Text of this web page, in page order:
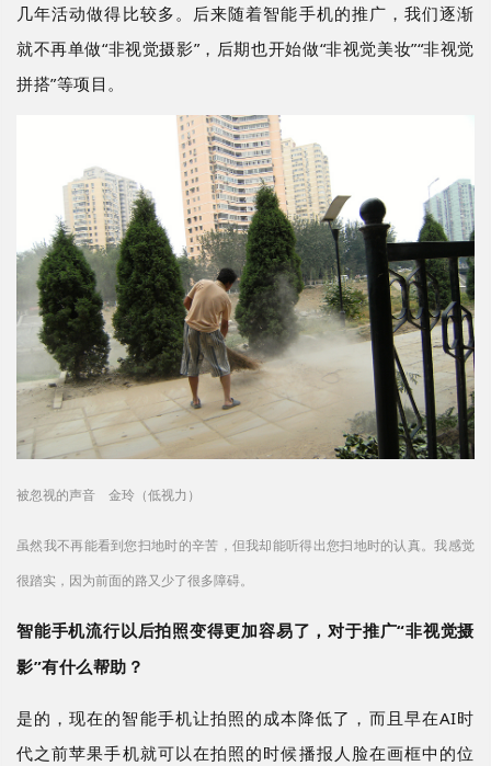
几年活动做得比较多。后来随着智能手机的推广，我们逐渐
就不再单做“非视觉摄影”，后期也开始做“非视觉美妆”“非视觉
拼搭”等项目。
被忽视的声音 金玲（低视力）
虽然我不再能看到您扫地时的辛苦，但我却能听得出您扫地时的认真。我感觉
很踏实，因为前面的路又少了很多障碍。
智能手机流行以后拍照变得更加容易了，对于推广“非视觉摄
影”有什么帮助？
是的，现在的智能手机让拍照的成本降低了，而且早在AI时
代之前苹果手机就可以在拍照的时候播报人脸在画框中的位